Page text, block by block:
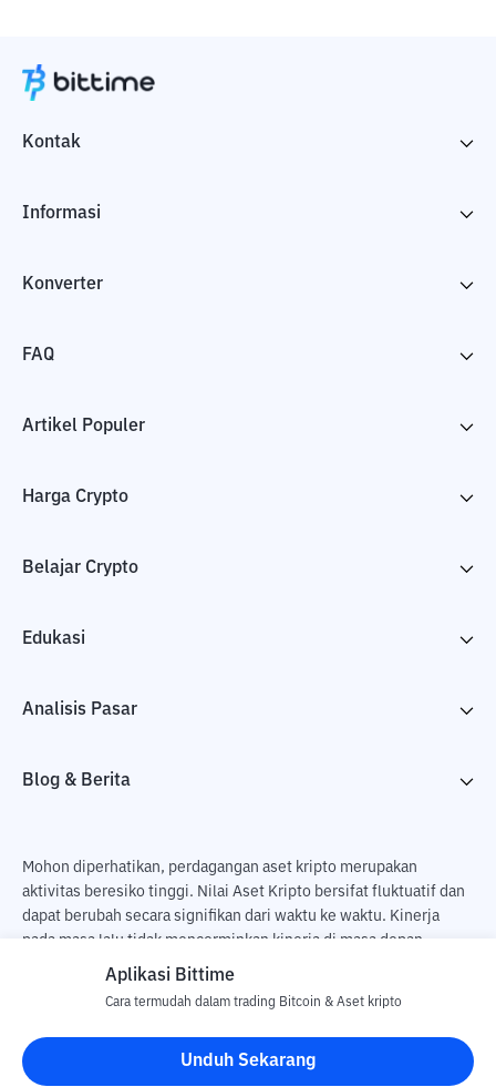
Kontak
Informasi
Konverter
FAQ
Artikel Populer
Harga Crypto
Belajar Crypto
Edukasi
Analisis Pasar
Blog & Berita
Mohon diperhatikan, perdagangan aset kripto merupakan
aktivitas beresiko tinggi. Nilai Aset Kripto bersifat fluktuatif dan
dapat berubah secara signifikan dari waktu ke waktu. Kinerja
pada masa lalu tidak mencerminkan kinerja di masa depan.
Terdapat risiko kehilangan sebagai dampak dari membeli dan
pengguna. PT Utama Aset Digital Indonesia (Bittime) tidak
bertanggung jawab atas perubahan fluktuasi dari nilai tukar Aset
Kripto.
Aplikasi Bittime
Cara termudah dalam trading Bitcoin & Aset kripto
Unduh Sekarang